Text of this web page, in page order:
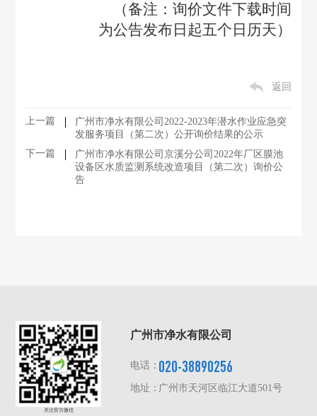
（备注：询价文件下载时间
为公告发布日起五个日历天）
返回
上一篇
广州市净水有限公司2022-2023年潜水作业应急突
发服务项目（第二次）公开询价结果的公示
下一篇
广州市净水有限公司京溪分公司2022年厂区膜池
设备区水质监测系统改造项目（第二次）询价公
告
广州市净水有限公司
电话：020-38890256
地址： 广州市天河区临江大道501号
关注官方微信